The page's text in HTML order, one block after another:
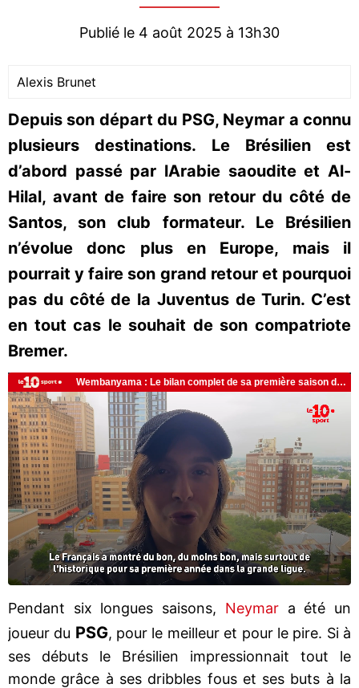
Publié le 4 août 2025 à 13h30
Alexis Brunet
Depuis son départ du PSG, Neymar a connu
plusieurs destinations. Le Brésilien est
d’abord passé par lArabie saoudite et Al-
Hilal, avant de faire son retour du côté de
Santos, son club formateur. Le Brésilien
n’évolue donc plus en Europe, mais il
pourrait y faire son grand retour et pourquoi
pas du côté de la Juventus de Turin. C’est
en tout cas le souhait de son compatriote
Bremer.
Pendant six longues saisons, Neymara été un
joueur du PSG, pour le meilleur et pour le pire. Si à
ses débuts le Brésilien impressionnait tout le
monde grâce à ses dribbles fous et ses buts à la